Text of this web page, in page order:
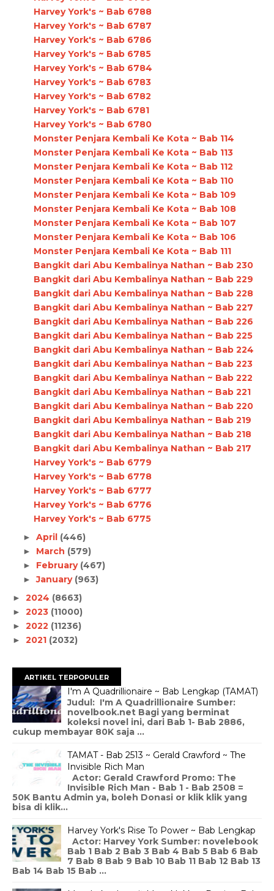
Harvey York's ~ Bab 6788
Harvey York's ~ Bab 6787
Harvey York's ~ Bab 6786
Harvey York's ~ Bab 6785
Harvey York's ~ Bab 6784
Harvey York's ~ Bab 6783
Harvey York's ~ Bab 6782
Harvey York's ~ Bab 6781
Harvey York's ~ Bab 6780
Monster Penjara Kembali Ke Kota ~ Bab 114
Monster Penjara Kembali Ke Kota ~ Bab 113
Monster Penjara Kembali Ke Kota ~ Bab 112
Monster Penjara Kembali Ke Kota ~ Bab 110
Monster Penjara Kembali Ke Kota ~ Bab 109
Monster Penjara Kembali Ke Kota ~ Bab 108
Monster Penjara Kembali Ke Kota ~ Bab 107
Monster Penjara Kembali Ke Kota ~ Bab 106
Monster Penjara Kembali Ke Kota ~ Bab 111
Bangkit dari Abu Kembalinya Nathan ~ Bab 230
Bangkit dari Abu Kembalinya Nathan ~ Bab 229
Bangkit dari Abu Kembalinya Nathan ~ Bab 228
Bangkit dari Abu Kembalinya Nathan ~ Bab 227
Bangkit dari Abu Kembalinya Nathan ~ Bab 226
Bangkit dari Abu Kembalinya Nathan ~ Bab 225
Bangkit dari Abu Kembalinya Nathan ~ Bab 224
Bangkit dari Abu Kembalinya Nathan ~ Bab 223
Bangkit dari Abu Kembalinya Nathan ~ Bab 222
Bangkit dari Abu Kembalinya Nathan ~ Bab 221
Bangkit dari Abu Kembalinya Nathan ~ Bab 220
Bangkit dari Abu Kembalinya Nathan ~ Bab 219
Bangkit dari Abu Kembalinya Nathan ~ Bab 218
Bangkit dari Abu Kembalinya Nathan ~ Bab 217
Harvey York's ~ Bab 6779
Harvey York's ~ Bab 6778
Harvey York's ~ Bab 6777
Harvey York's ~ Bab 6776
Harvey York's ~ Bab 6775
► April (446)
► March (579)
► February (467)
►January (963)
► 2024 (8663)
► 2023 (11000)
► 2022 (11236)
► 2021 (2032)
ARTIKEL TERPOPULER
I'm A Quadrillionaire ~ Bab Lengkap (TAMAT)
Judul: I'm A Quadrillionaire Sumber:
novelbook.net Bagi yang berminat
koleksi novel ini, dari Bab 1- Bab 2886,
cukup membayar 80K saja ...
TAMAT - Bab 2513 ~ Gerald Crawford ~ The
Invisible Rich Man
Actor: Gerald Crawford Promo: The
Invisible Rich Man - Bab 1 - Bab 2508 =
50K Bantu Admin ya, boleh Donasi or klik klik yang
bisa di klik...
Harvey York's Rise To Power ~ Bab Lengkap
Actor: Harvey York Sumber: novelebook
Bab 1 Bab 2 Bab 3 Bab 4 Bab 5 Bab 6 Bab
7 Bab 8 Bab 9 Bab 10 Bab 11 Bab 12 Bab 13
Bab 14 Bab 15 Bab ...